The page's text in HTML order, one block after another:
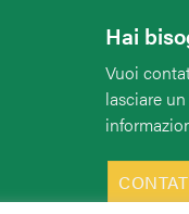
Hai
Vuoi
lasciare